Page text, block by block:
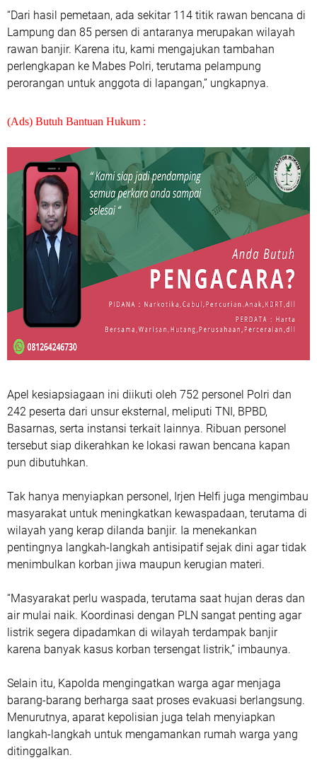
“Dari hasil pemetaan, ada sekitar 114 titik rawan bencana di
Lampung dan 85 persen di antaranya merupakan wilayah
rawan banjir. Karena itu, kami mengajukan tambahan
perlengkapan ke Mabes Polri, terutama pelampung
perorangan untuk anggota di lapangan,” ungkapnya.
(Ads) Butuh Bantuan Hukum :
Apel kesiapsiagaan ini diikuti oleh 752 personel Polri dan
242 peserta dari unsur eksternal, meliputi TNI, BPBD,
Basarnas, serta instansi terkait lainnya. Ribuan personel
tersebut siap dikerahkan ke lokasi rawan bencana kapan
pun dibutuhkan.
Tak hanya menyiapkan personel, Irjen Helfi juga mengimbau
masyarakat untuk meningkatkan kewaspadaan, terutama di
wilayah yang kerap dilanda banjir. Ia menekankan
pentingnya langkah-langkah antisipatif sejak dini agar tidak
menimbulkan korban jiwa maupun kerugian materi.
“Masyarakat perlu waspada, terutama saat hujan deras dan
air mulai naik. Koordinasi dengan PLN sangat penting agar
listrik segera dipadamkan di wilayah terdampak banjir
karena banyak kasus korban tersengat listrik,” imbaunya.
Selain itu, Kapolda mengingatkan warga agar menjaga
barang-barang berharga saat proses evakuasi berlangsung.
Menurutnya, aparat kepolisian juga telah menyiapkan
langkah-langkah untuk mengamankan rumah warga yang
ditinggalkan.